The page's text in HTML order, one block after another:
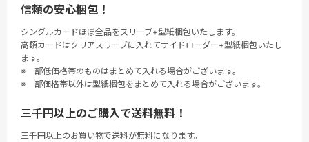
信頼の安心梱包！
シングルカードほぼ全品をスリーブ+型紙梱包いたします。
高額カードはクリアスリーブに入れてサイドローダー+型紙梱包いたし
ます。
※一部低価格帯のものはまとめて入れる場合がございます。
※一部価格帯以外は型紙梱包をまとめて入れる場合がございます。
三千円以上のご購入で送料無料！
三千円以上のお買い物で送料が無料になります。